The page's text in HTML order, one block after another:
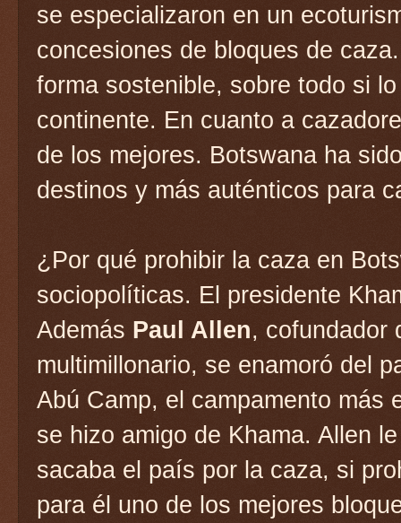
se especializaron en un
concesiones de bloques de
forma sostenible, sobre todo si
continente. En cuanto a
de los mejores. Botswana ha
destinos y más auténticos para
¿Por qué prohibir la caza en
sociopolíticas. El presidente
Además Paul Allen, cofundador
multimillonario, se enamoró del
Abú Camp, el campamento más
se hizo amigo de Khama. Allen
sacaba el país por la caza, si
para él uno de los mejores